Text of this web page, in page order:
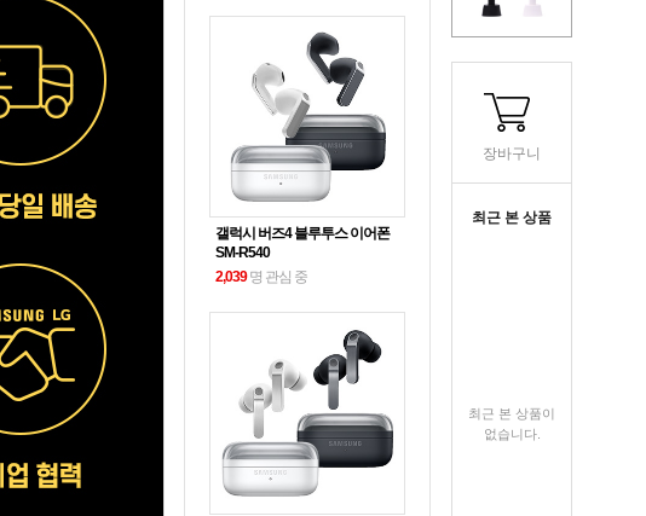
갤럭시 버즈4 블루투스 이어폰
SM-R540
2,039명 관심 중
장바구니
최근 본 상품
최근 본 상품이
없습니다.